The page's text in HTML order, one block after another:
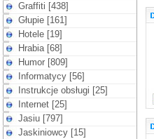
Graffiti [438]
Głupie [161]
Hotele [19]
Hrabia [68]
Humor [809]
Informatycy [56]
Instrukcje obsługi [25]
Internet [25]
Jasiu [797]
Jaskiniowcy [15]